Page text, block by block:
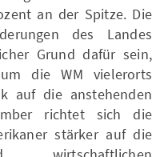
an der Spitze. Die
des Landes
Grund dafür sein,
die WM vielerorts
auf die anstehenden
richtet sich die
stärker auf die